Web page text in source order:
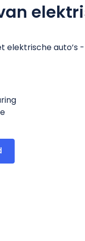
elektrische auto’s